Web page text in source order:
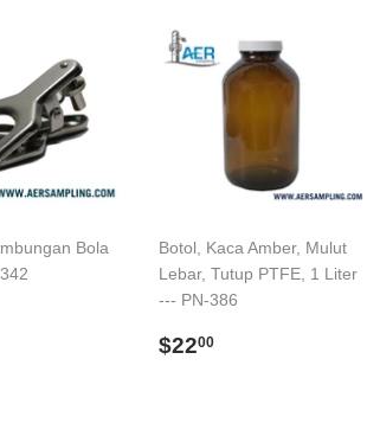
Bola
Botol, Kaca Amber, Mulut
Lebar, Tutup PTFE, 1 Liter
--- PN-386
Regular
$2200